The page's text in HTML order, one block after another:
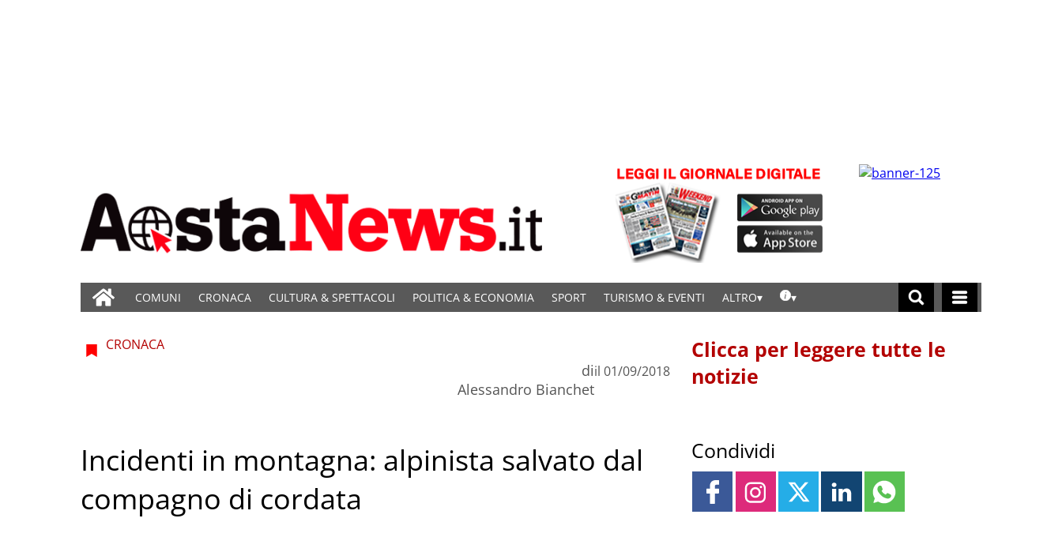
COMUNI CRONACA CULTURA & SPETTACOLI POLITICA & ECONOMIA SPORT TURISMO & EVENTI ALTRO
CRONACA
di
Alessandro Bianchet
il 01/09/2018
Incidenti in montagna: alpinista salvato dal
compagno di cordata
Clicca per leggere tutte le
notizie
Condividi